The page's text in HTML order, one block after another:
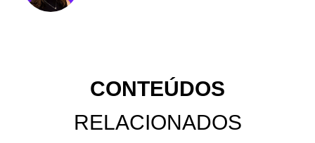
CONTEÚDOS
RELACIONADOS